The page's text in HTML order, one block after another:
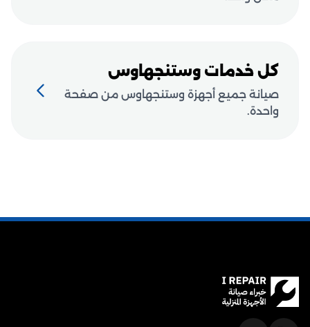
كل خدمات وستنجهاوس
صيانة جميع أجهزة وستنجهاوس من صفحة
واحدة.